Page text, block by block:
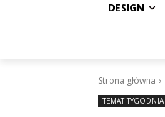
DESIGN
Strona główna
TEMAT TYGODNIA